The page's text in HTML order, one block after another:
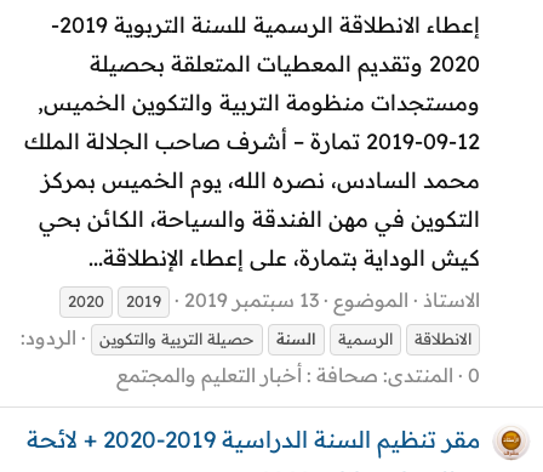
إعطاء الانطلاقة الرسمية للسنة التربوية 2019-
2020 وتقديم المعطيات المتعلقة بحصيلة
ومستجدات منظومة التربية والتكوين الخميس,
12-09-2019 تمارة – أشرف صاحب الجلالة الملك
محمد السادس، نصره الله، يوم الخميس بمركز
التكوين في مهن الفندقة والسياحة، الكائن بحي
كيش الوداية بتمارة، على إعطاء الإنطلاقة...
الاستاذ الموضوع 13 سبتمبر 2019 2019
2020
الانطلاقة
الرسمية السنة حصيلة التربية والتكوين
الردود:
0
المنتدى: صحافة : أخبار التعليم والمجتمع
مقر تنظيم السنة الدراسية 2019-2020 + لائحة